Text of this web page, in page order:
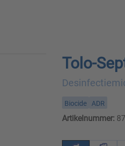
Tolo-
Biocide ADR
Artikelnummer: